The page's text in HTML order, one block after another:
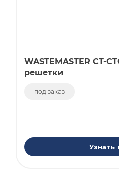
WASTEMASTER CT-
решетки
под заказ
Узнать